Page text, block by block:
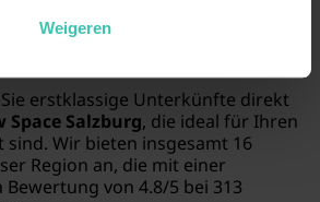
Weigeren
gibt es im Skigebiet
erstklassige Unterkünfte direkt
Space Salzburg, die ideal für Ihren
sind. Wir bieten insgesamt 16
Region an, die mit einer
von 4.8/5 bei 313